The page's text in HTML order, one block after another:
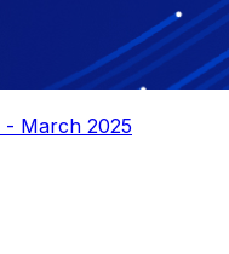
- March 2025